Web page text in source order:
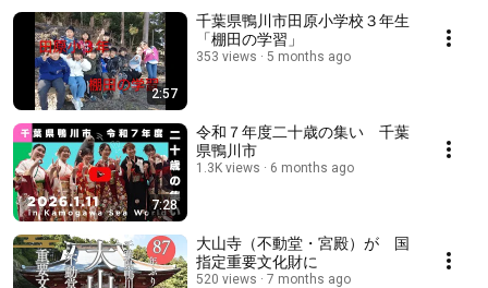
2:57
千葉県鴨川市田原小学校３年生
「棚田の学習」
353 views 5 months ago
7:28
令和７年度二十歳の集い 千葉
県鴨川市
1.3K views 6 months ago
大山寺（不動堂・宮殿）が 国
指定重要文化財に
520 views 7 months ago